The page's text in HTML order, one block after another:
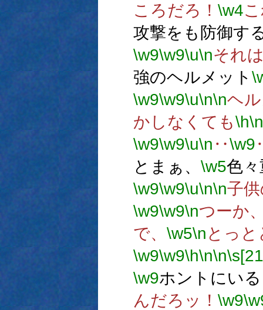
ころだろ！ \w4
攻撃をも防御す
\w9\w9\u\nそれ
強のヘルメット
\w9\w9\u\n\nヘ
かしなくても\h\n
\w9\w9\u\n ‥\w9
とまぁ、 \w5色
\w9\w9\u\n\n子
\w9\w9\nつーか
で、 \w5\n とっ
\w9\w9\h\n\n
\w9ホントにい
んだろッ！ \w9